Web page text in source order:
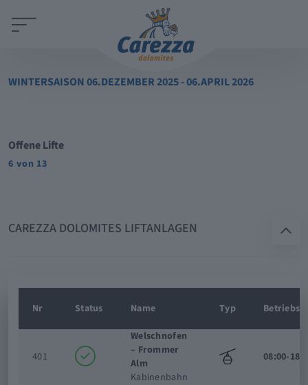
WINTERSAISON 06.DEZEMBER 2025 - 06.APRIL 2026
Offene Lifte
6 von 13
CAREZZA DOLOMITES LIFTANLAGEN
Nr Status Name Typ
401
Welschnofen
– Frommer
Alm
Kabinenbahn
08:00-